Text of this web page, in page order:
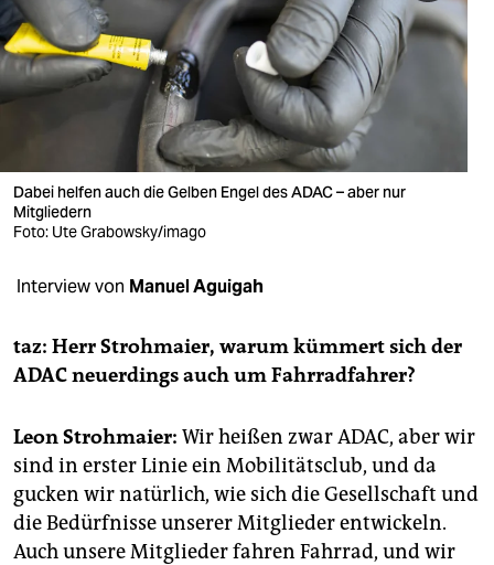
nord
wahrheit
verlag
veranstaltungen
unterstützen
genossenschaft
epaper login
Dabei helfen auch die Gelben Engel des ADAC – aber nur
Mitgliedern
Foto: Ute Grabowsky/imago
Interview von Manuel Aguigah
taz: Herr Strohmaier, warum kümmert sich der
ADAC ­neuerdings auch um Fahrradfahrer?
Leon Strohmaier: Wir heißen zwar ADAC, aber wir
sind in erster Linie ein Mobilitätsclub, und da
gucken wir natürlich, wie sich die Gesellschaft und
die Bedürfnisse unserer Mitglieder entwickeln.
Auch unsere Mitglieder fahren Fahrrad, und wir